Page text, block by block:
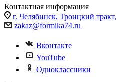
Контактная информация
г. Челябинск, Троицкий
zakaz@formika74.ru
Вконтакте
YouTube
Одноклассники